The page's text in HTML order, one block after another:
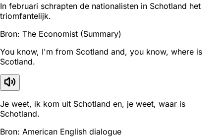
In februari schrapten de nationalisten in Schotland het
triomfantelijk.
Bron: The Economist (Summary)
You know, I'm from Scotland and, you know, where is
Scotland.
Je weet, ik kom uit Schotland en, je weet, waar is
Schotland.
Bron: American English dialogue